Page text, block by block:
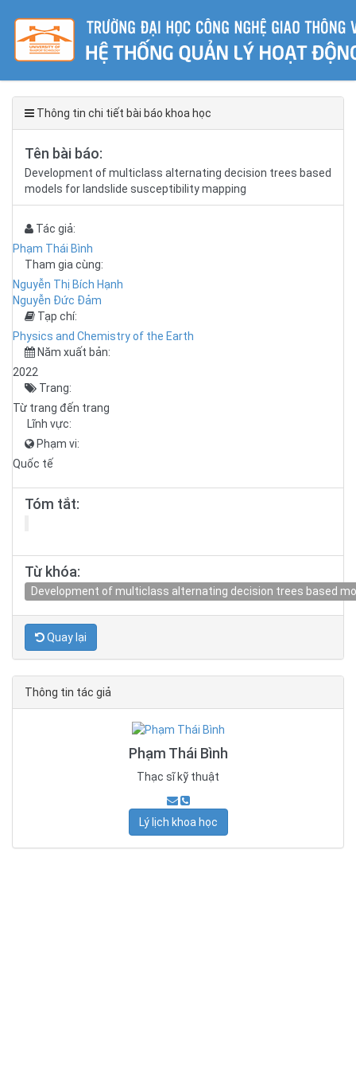
Thông tin chi tiết bài báo khoa học
Tên bài báo:
Development of multiclass alternating decision trees based
models for landslide susceptibility mapping
Tác giả:
Phạm Thái Bình
Tham gia cùng:
Nguyễn Thị Bích Hạnh
Nguyễn Đức Đảm
Tạp chí:
Physics and Chemistry of the Earth
Năm xuất bản:
2022
Trang:
Từ trang đến trang
Lĩnh vực:
Phạm vi:
Quốc tế
Tóm tắt:
Từ khóa:
Development of multiclass alternating decision trees based
Quay lại
Thông tin tác giả
Phạm Thái Bình
Thạc sĩ kỹ thuật
Lý lịch khoa học